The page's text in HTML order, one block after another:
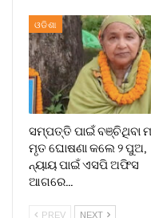
ଓଡିଶା
ସମ୍ପତ୍ତି ପାଇଁ ବଞ୍ଚିଥିବା
ମୃତ ଘୋଷଣା କଲେ ୨ ପୁଅ,
ନ୍ୟାୟ ପାଇଁ ଏସପି ଅଫିସ
ଆଗରେ…
PREV NEXT